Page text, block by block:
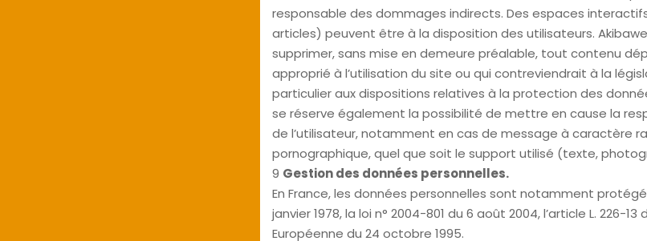
responsable des dommages indirects. Des espaces
articles) peuvent être à la disposition des utilisateurs.
supprimer, sans mise en demeure préalable, tout contenu
approprié à l’utilisation du site ou qui contreviendrait à la
particulier aux dispositions relatives à la protection des
se réserve également la possibilité de mettre en cause la
de l’utilisateur, notamment en cas de message à caractère
pornographique, quel que soit le support utilisé (texte,
9 Gestion des données personnelles.
En France, les données personnelles sont notamment
janvier 1978, la loi n° 2004-801 du 6 août 2004, l’article L. 226-
Européenne du 24 octobre 1995.